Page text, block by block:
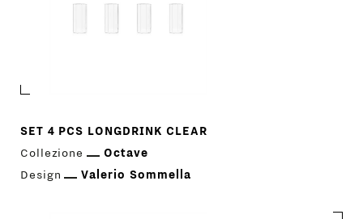
SET 4 PCS LONGDRINK CLEAR
Collezione
Octave
Design
Valerio Sommella